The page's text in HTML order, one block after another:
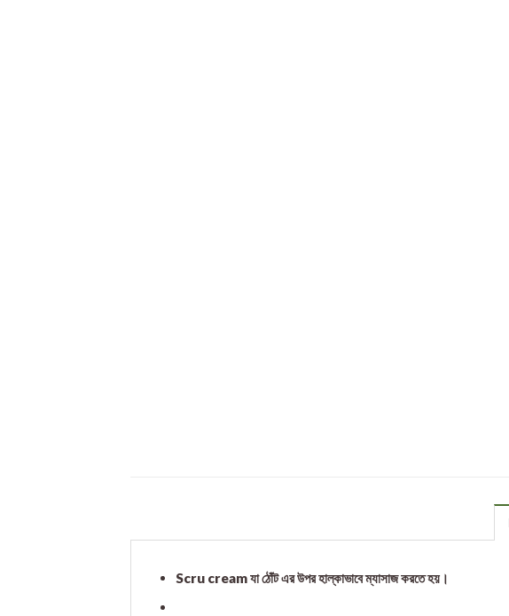
Scru cream যা ঠোঁট এর উপর হাল্কাভাবে ম্যাসাজ করতে হয়।